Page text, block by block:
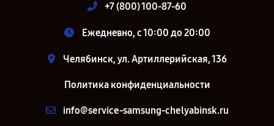
+7 (800) 100-87-60
Ежедневно, с 10:00 до 20:00
Челябинск, ул. Артиллерийская, 136
Политика конфиденциальности
info@service-samsung-chelyabinsk.ru